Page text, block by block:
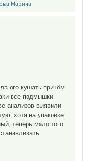
Марина
его кушать причём
все подмышки
анализов выявили
хотя на упаковке
теперь мало того